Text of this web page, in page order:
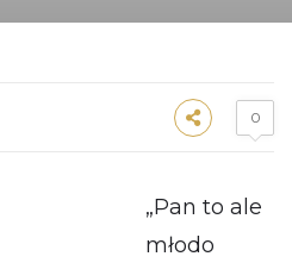
0
„Pan to ale
młodo